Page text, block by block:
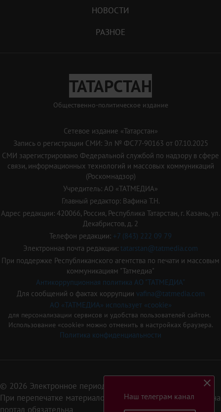
НОВОСТИ
РАЗНОЕ
ТАТАРСТАН
Общественно-политическое издание
Сетевое издание «Татарстан»
Запись о регистрации СМИ: Эл № ФС77-90163 от 07.10.2025
СМИ зарегистрировано Федеральной службой по надзору в сфере
связи, информационных технологий и массовых коммуникаций
(Роскомнадзор)
Учредитель: АО «ТАТМЕДИА»
Главный редактор: Вафина Т.Н.
Адрес редакции: 420066, Россия, Республика Татарстан, г. Казань, ул.
Декабристов, д. 2
Телефон редакции: +7 (843) 222 09 79
Электронная почта редакции: tatarstan@tatmedia.com
При поддержке Республиканского агентства по печати и массовым
коммуникациям "Татмедиа"
Антикоррупционная политика АО "ТАТМЕДИА"
Для сообщений о фактах коррупции vafina@tatmedia.com
АО «ТАТМЕДИА» использует «cookie»
для персонализации сервисов и удобства пользователей сайтом.
Использование «cookie» можно отменить в настройках браузера.
Политика конфиденциальности
© 2026 Электронное периодическое издание «Татарстан»
При перепечатке материалов или их фрагментов ссылка на
портал обязательна
Наш телеграм канал